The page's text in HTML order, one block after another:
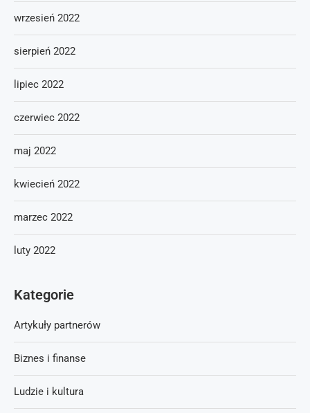
wrzesień 2022
sierpień 2022
lipiec 2022
czerwiec 2022
maj 2022
kwiecień 2022
marzec 2022
luty 2022
Kategorie
Artykuły partnerów
Biznes i finanse
Ludzie i kultura